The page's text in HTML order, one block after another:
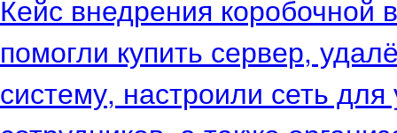
Кейс внедрения коробочной
помогли купить сервер,
систему, настроили сеть